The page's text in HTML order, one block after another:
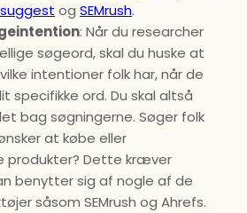
og SEMrush.
: Når du researcher
søgeord, skal du huske at
intentioner folk har, når de
specifikke ord. Du skal altså
bag søgningerne. Søger folk
at købe eller
produkter? Dette kræver
benytter sig af nogle af de
såsom SEMrush og Ahrefs.